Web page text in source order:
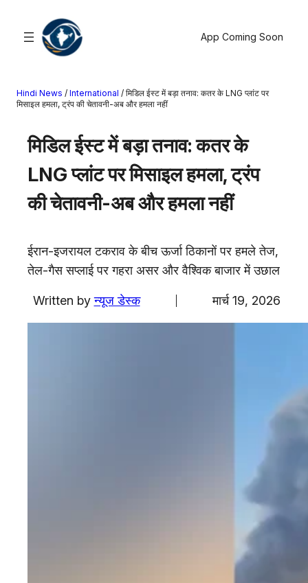
खोजें
मनोरंजन
राज्य
आस्था
करियर
अंतरराष्ट्रीय
राशिफल
App Coming Soon
Hindi News / International / मिडिल ईस्ट में बड़ा तनाव: कतर के LNG प्लांट पर
मिसाइल हमला, ट्रंप की चेतावनी-अब और हमला नहीं
मिडिल ईस्ट में बड़ा तनाव: कतर के
LNG प्लांट पर मिसाइल हमला, ट्रंप
की चेतावनी-अब और हमला नहीं
ईरान-इजरायल टकराव के बीच ऊर्जा ठिकानों पर हमले तेज,
तेल-गैस सप्लाई पर गहरा असर और वैश्विक बाजार में उछाल
Written by न्यूज डेस्क मार्च 19, 2026